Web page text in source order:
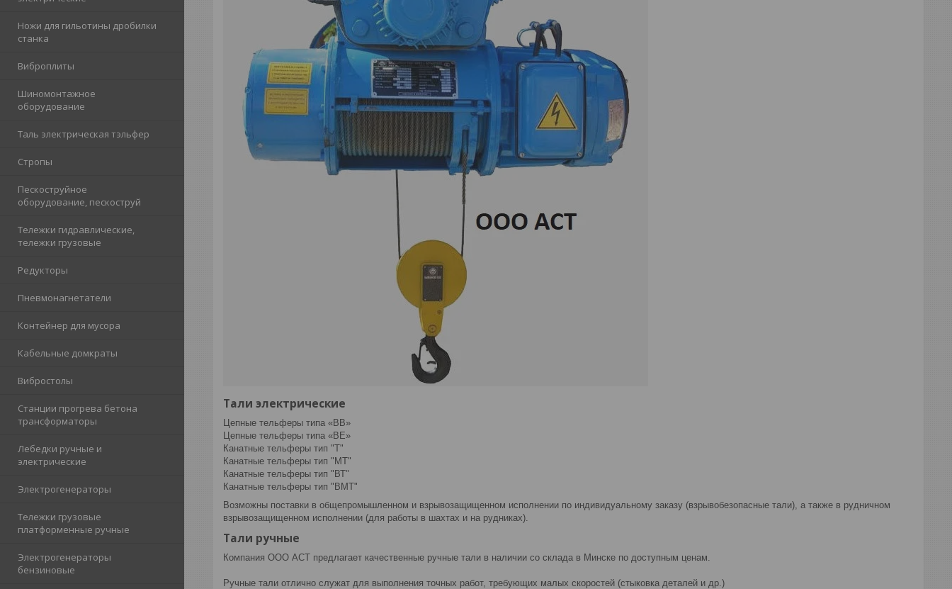
Ножи для гильотины дробилки
станка
Виброплиты
Шиномонтажное
оборудование
Таль электрическая тэльфер
Стропы
Пескоструйное
оборудование, пескоструй
Тележки гидравлические,
тележки грузовые
Редукторы
Пневмонагнетатели
Контейнер для мусора
Кабельные домкраты
Вибростолы
Станции прогрева бетона
трансформаторы
Лебедки ручные и
электрические
Электрогенераторы
Тележки грузовые
платформенные ручные
Электрогенераторы
бензиновые
Тали электрические
Цепные тельферы типа «ВВ»
Цепные тельферы типа «ВE»
Канатные тельферы тип "Т"
Канатные тельферы тип "МТ"
Канатные тельферы тип "ВТ"
Канатные тельферы тип "ВМТ"
Возможны поставки в общепромышленном и взрывозащищенном исполнении по индивидуальному заказу (взрывобезопасные тали), а также в рудничном
взрывозащищенном исполнении (для работы в шахтах и на рудниках).
Тали ручные
Компания ООО АСТ предлагает качественные ручные тали в наличии со склада в Минске по доступным ценам.
Ручные тали отлично служат для выполнения точных работ, требующих малых скоростей (стыковка деталей и др.)